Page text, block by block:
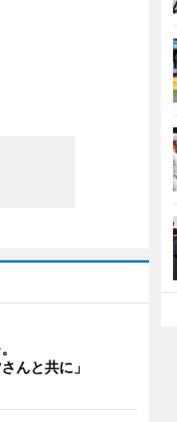
んと共に」